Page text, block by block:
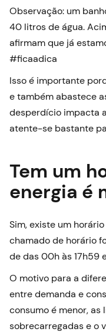
Observação: um
40 litros de água.
afirmam que já
#ficaadica
Isso é importante
e também abastece
desperdício impacta
atente-se bastante
Tem um
energia é
Sim, existe um
chamado de horário
de das 00h às 17h59
O motivo para a
entre demanda e
consumo é menor, as
sobrecarregadas e o